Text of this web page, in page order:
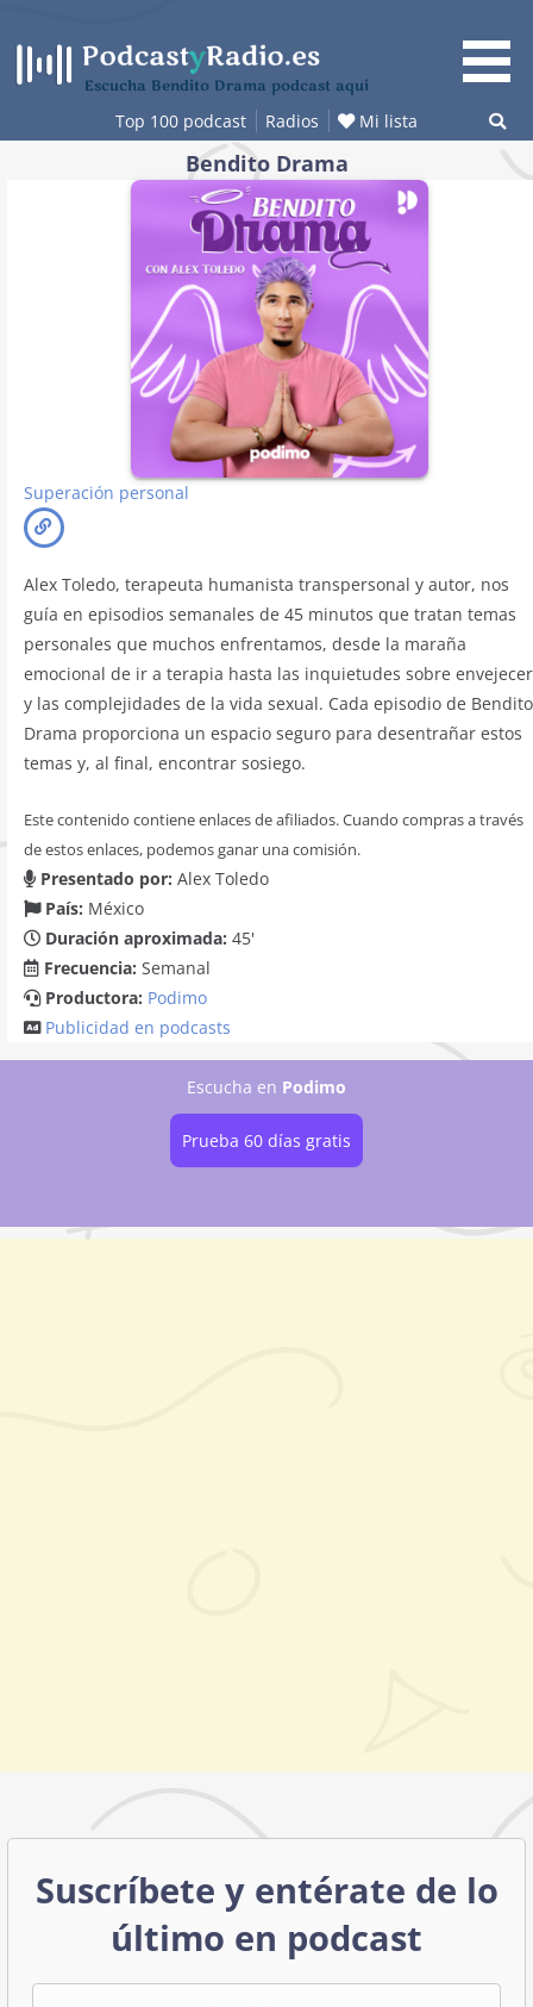
contenido
Escucha Bendito Drama podcast aquí
Top 100 podcast Radios Mi lista
Bendito Drama
Superación personal
Alex Toledo, terapeuta humanista transpersonal y autor, nos
guía en episodios semanales de 45 minutos que tratan temas
personales que muchos enfrentamos, desde la maraña
emocional de ir a terapia hasta las inquietudes sobre envejecer
y las complejidades de la vida sexual. Cada episodio de Bendito
Drama proporciona un espacio seguro para desentrañar estos
temas y, al final, encontrar sosiego.
Este contenido contiene enlaces de afiliados. Cuando compras a través
de estos enlaces, podemos ganar una comisión.
Presentado por: Alex Toledo
País: México
Duración aproximada: 45'
Frecuencia: Semanal
Productora: Podimo
Publicidad en podcasts
Escucha en Podimo
Prueba 60 días gratis
Suscríbete y entérate de lo
último en podcast